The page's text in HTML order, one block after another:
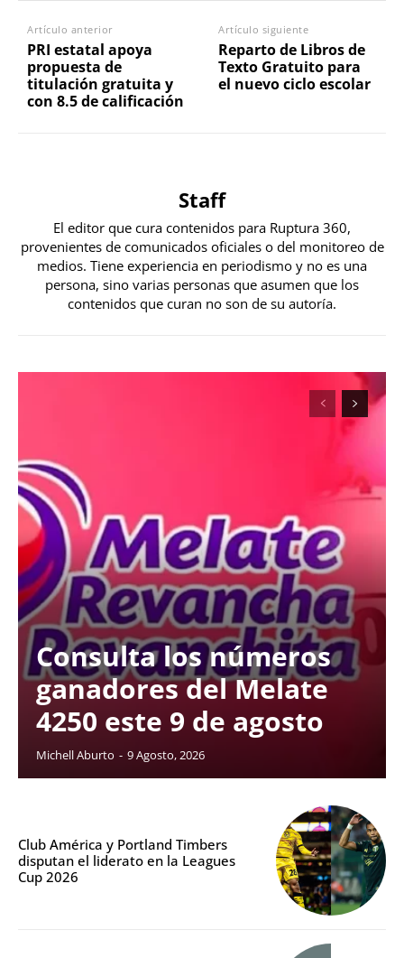
Artículo anterior
PRI estatal apoya
propuesta de
titulación gratuita y
con 8.5 de calificación
Artículo siguiente
Reparto de Libros de
Texto Gratuito para
el nuevo ciclo escolar
Staff
El editor que cura contenidos para Ruptura 360,
provenientes de comunicados oficiales o del monitoreo de
medios. Tiene experiencia en periodismo y no es una
persona, sino varias personas que asumen que los
contenidos que curan no son de su autoría.
Consulta los números
ganadores del Melate
4250 este 9 de agosto
Michell Aburto - 9 Agosto, 2026
Club América y Portland Timbers
disputan el liderato en la Leagues
Cup 2026